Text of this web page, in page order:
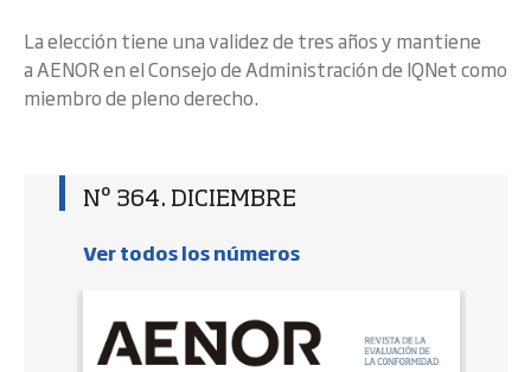
La elección tiene una validez de tres años y mantiene
a AENOR en el Consejo de Administración de IQNet como
miembro de pleno derecho.
Nº 364. DICIEMBRE
Ver todos los números